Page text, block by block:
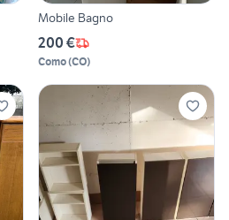
Mobile Bagno
200 €
Como(CO)